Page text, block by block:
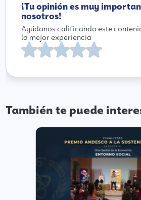
¡Tu opinión es muy
nosotros!
Ayúdanos calificando este
la mejor experiencia
También te puede